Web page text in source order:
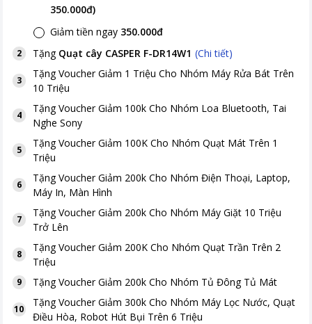
350.000đ)
Giảm tiền ngay 350.000đ
2 Tặng Quạt cây CASPER F-DR14W1 (Chi tiết)
3
TặngVoucher Giảm 1 Triệu Cho Nhóm Máy Rửa Bát Trên
10 Triệu
4
TặngVoucher Giảm 100k Cho Nhóm Loa Bluetooth, Tai
Nghe Sony
5
TặngVoucher Giảm 100K Cho Nhóm Quạt Mát Trên 1
Triệu
6
TặngVoucher Giảm 200k Cho Nhóm Điện Thoại, Laptop,
Máy In, Màn Hình
7
TặngVoucher Giảm 200k Cho Nhóm Máy Giặt 10 Triệu
Trở Lên
8
TặngVoucher Giảm 200K Cho Nhóm Quạt Trần Trên 2
Triệu
9 TặngVoucher Giảm 200k Cho Nhóm Tủ Đông Tủ Mát
10
TặngVoucher Giảm 300k Cho Nhóm Máy Lọc Nước, Quạt
Điều Hòa, Robot Hút Bụi Trên 6 Triệu